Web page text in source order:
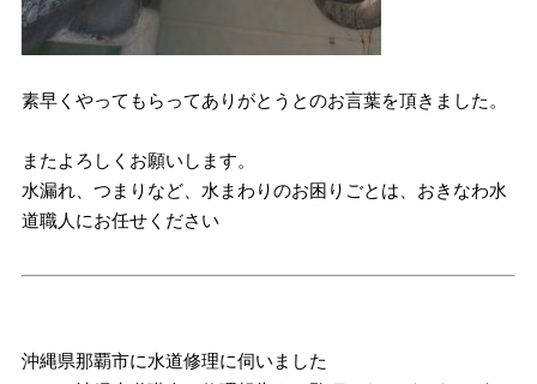
素早くやってもらってありがとうとのお言葉を頂きました。
またよろしくお願いします。
水漏れ、つまりなど、水まわりのお困りごとは、おきなわ水
道職人にお任せください
沖縄県那覇市に水道修理に伺いました